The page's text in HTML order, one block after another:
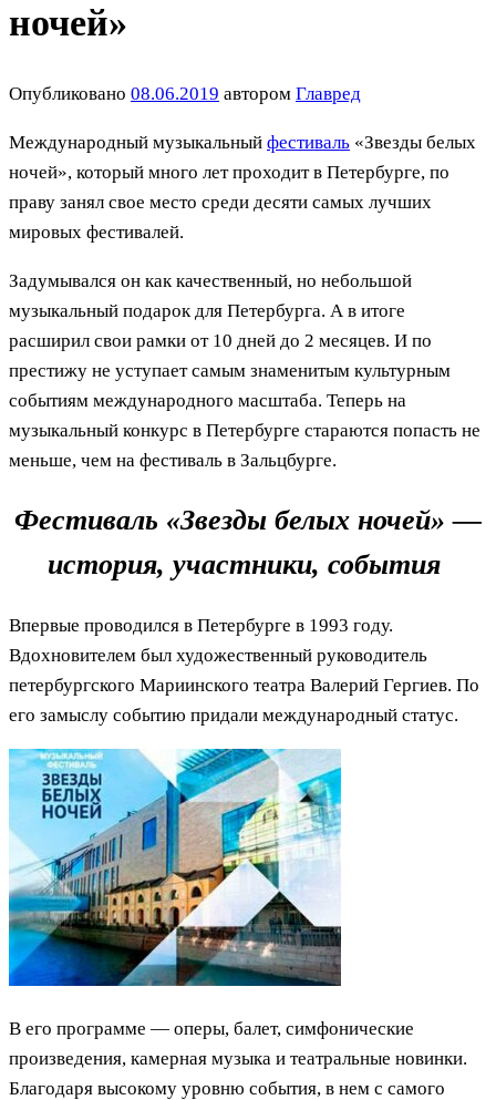
ночей»
Опубликовано 08.06.2019 автором Главред
Международный музыкальный фестиваль «Звезды белых
ночей», который много лет проходит в Петербурге, по
праву занял свое место среди десяти самых лучших
мировых фестивалей.
Задумывался он как качественный, но небольшой
музыкальный подарок для Петербурга. А в итоге
расширил свои рамки от 10 дней до 2 месяцев. И по
престижу не уступает самым знаменитым культурным
событиям международного масштаба. Теперь на
музыкальный конкурс в Петербурге стараются попасть не
меньше, чем на фестиваль в Зальцбурге.
Фестиваль «Звезды белых ночей» —
история, участники, события
Впервые проводился в Петербурге в 1993 году.
Вдохновителем был художественный руководитель
петербургского Мариинского театра Валерий Гергиев. По
его замыслу событию придали международный статус.
В его программе — оперы, балет, симфонические
произведения, камерная музыка и театральные новинки.
Благодаря высокому уровню события, в нем с самого